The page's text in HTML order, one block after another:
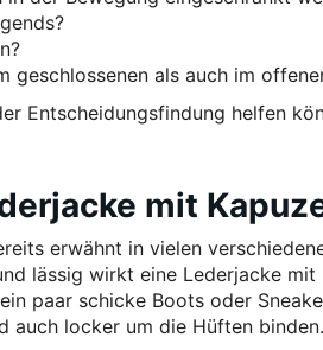
geschlossenen als auch im
Entscheidungsfindung helfen
mit
erwähnt in vielen
lässig wirkt eine Lederjacke
paar schicke Boots oder
auch locker um die Hüften binden.